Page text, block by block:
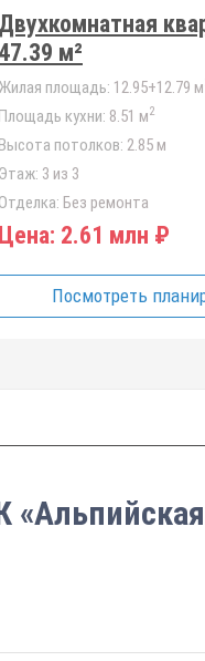
Двухкомнатная
47.39 м²
Жилая площадь: 12.95+12.79 м
Площадь кухни: 8.51 м2
Высота потолков: 2.85 м
Этаж: 3 из 3
Отделка: Без ремонта
Цена: 2.61 млн ₽
Посмотреть